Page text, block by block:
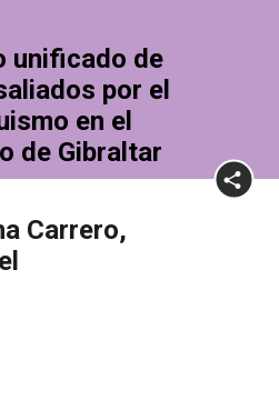
unificado de
por el
en el
de Gibraltar
Carrero,